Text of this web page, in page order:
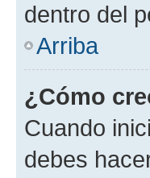
dentro del
Arriba
¿Cómo
Cuando
debes